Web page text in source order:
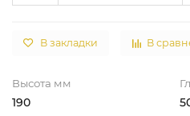
В закладки В
Высота мм
190